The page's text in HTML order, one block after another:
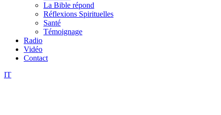
La Bible répond
Réflexions Spirituelles
Santé
Témoignage
Radio
Vidéo
Contact
IT